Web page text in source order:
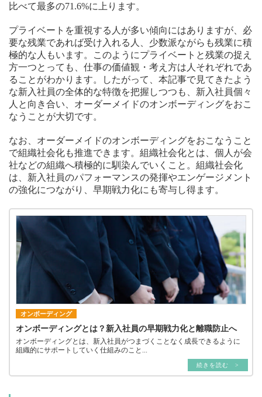
比べて最多の71.6%に上ります。
プライベートを重視する人が多い傾向にはありますが、必
要な残業であれば受け入れる人、少数派ながらも残業に積
極的な人もいます。このようにプライベートと残業の捉え
方一つとっても、仕事の価値観・考え方は人それぞれであ
ることがわかります。したがって、本記事で見てきたよう
な新入社員の全体的な特徴を把握しつつも、新入社員個々
人と向き合い、オーダーメイドのオンボーディングをおこ
なうことが大切です。
なお、オーダーメイドのオンボーディングをおこなうこと
で組織社会化も推進できます。組織社会化とは、個人が会
社などの組織へ積極的に馴染んでいくこと。組織社会化
は、新入社員のパフォーマンスの発揮やエンゲージメント
の強化につながり、早期戦力化にも寄与し得ます。
オンボーディング
オンボーディングとは？新入社員の早期戦力化と離職防止へ
オンボーディングとは、新入社員がつまづくことなく成長できるように
組織的にサポートしていく仕組みのこと...
続きを読む >